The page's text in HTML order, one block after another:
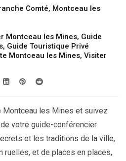
Comté, Montceau les
Montceau les Mines, Guide
, Guide Touristique Privé
Montceau les Mines, Visiter
Montceau les Mines et suivez
votre guide-conférencier.
et les traditions de la ville,
ruelles, et de places en places,